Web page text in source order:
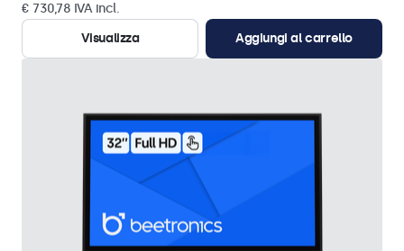
€ 730,78 IVA incl.
Visualizza
Aggiungi al carrello